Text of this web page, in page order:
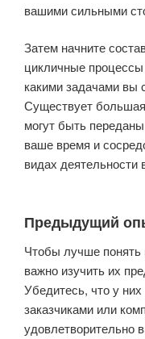
вашими сильными
Затем начните
цикличные
какими задачами вы
Существует большая
могут быть
ваше время и
видах деятельности
Предыдущий
Чтобы лучше понять
важно изучить их
Убедитесь, что у
заказчиками или
удовлетворительно